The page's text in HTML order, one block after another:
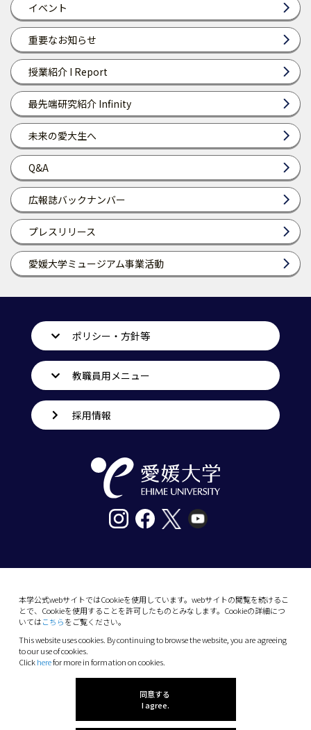
イベント
重要なお知らせ
授業紹介 I Report
最先端研究紹介 Infinity
未来の愛大生へ
Q&A
広報誌バックナンバー
プレスリリース
愛媛大学ミュージアム事業活動
本学公式webサイトではCookieを使用しています。webサイトの閲覧を続けるこ
とで、Cookieを使用することを許可したものとみなします。Cookieの詳細につ
いてはこちらをご覧ください。
This website uses cookies. By continuing to browse the website, you are agreeing
to our use of cookies.
Clickherefor more in formation on cookies.
同意する
I agree.
ポリシー・方針等
教職員用メニュー
採用情報
10-13 Dogo-Himata, Matsuyama, Ehime 790-
Phone: +81 89-927-9000
(C) 2026 Ehime University.